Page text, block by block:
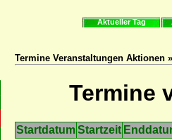
Aktueller Tag
Termine Veranstaltungen Aktionen
Termine
StartdatumStartzeit